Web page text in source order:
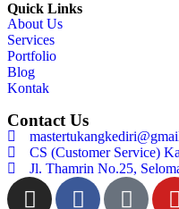
Quick Links
About Us
Services
Portfolio
Blog
Kontak
Contact Us
CS (Customer Service)
Jl. Thamrin No.25,